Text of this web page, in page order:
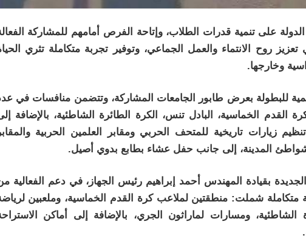
على تنمية قدرات الطلاب، وإتاحة الفرص أمامهم للمشاركة
روح الانتماء والعمل الجماعي، وتوفير تجربة متكاملة تثري
وخارجها.
للبطولة بعرض طابور الجامعات المشاركة، وتتضمن منافسات في
القدم الخماسية، البادل تنس، الكرة الطائرة الشاطئية، بالإضافة
زيارات تاريخية للمتحف الحربي ومقابر العلمين الحربية والمقابر
لشواطئ المدينة، إلى جانب حفل عشاء بطابع بدوي أصيل.
بقيادة المهندس أحمد إبراهيم رئيس الجهاز، في دعم الفعالية
متكاملة شملت: منطقتين لملاعب كرة القدم الخماسية، وملعبين
الشاطئية، ومسارات لماراثون الجري، بالإضافة إلى أماكن